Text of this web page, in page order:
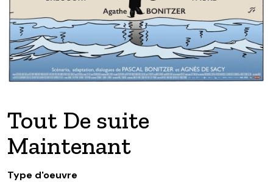
Tout De suite
Maintenant
Type d'oeuvre